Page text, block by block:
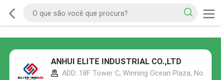
ANHUI ELITE INDUSTRIAL CO.,LTD
ADD: 18F Tower C, Winning Ocean Plaza, No.